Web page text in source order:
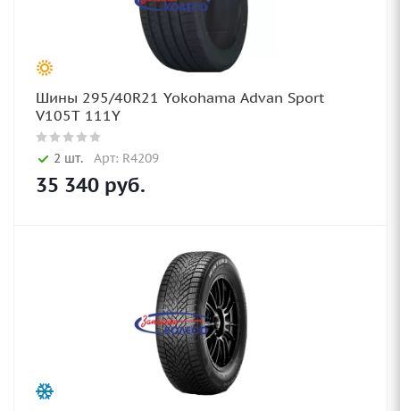
Шины 295/40R21 Yokohama Advan Sport
V105T 111Y
2 шт. Арт: R4209
35 340 руб.